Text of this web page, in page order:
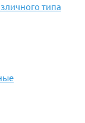
типа